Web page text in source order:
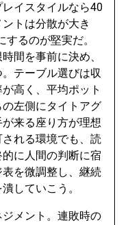
イスタイルなら40
トは分散が大き
るのが堅実だ。
間を事前に決め、
テーブル選びは収
高く、平均ポット
左側にタイトアグ
来る座り方が理想
れる環境でも、読
に人間の判断に宿
を微調整し、継続
していこう。
ジメント。連敗時の